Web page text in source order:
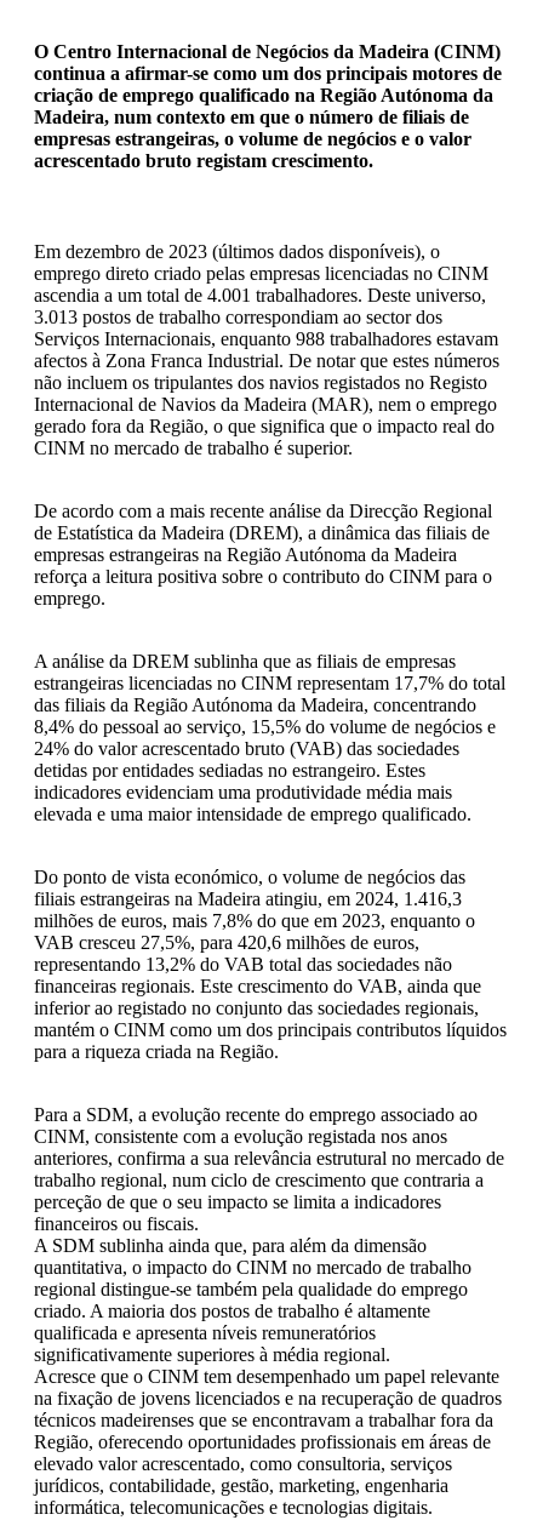
O Centro Internacional de Negócios da Madeira (CINM)
continua a afirmar-se como um dos principais motores de
criação de emprego qualificado na Região Autónoma da
Madeira, num contexto em que o número de filiais de
empresas estrangeiras, o volume de negócios e o valor
acrescentado bruto registam crescimento.
Em dezembro de 2023 (últimos dados disponíveis), o
emprego direto criado pelas empresas licenciadas no CINM
ascendia a um total de 4.001 trabalhadores. Deste universo,
3.013 postos de trabalho correspondiam ao sector dos
Serviços Internacionais, enquanto 988 trabalhadores estavam
afectos à Zona Franca Industrial. De notar que estes números
não incluem os tripulantes dos navios registados no Registo
Internacional de Navios da Madeira (MAR), nem o emprego
gerado fora da Região, o que significa que o impacto real do
CINM no mercado de trabalho é superior.
De acordo com a mais recente análise da Direcção Regional
de Estatística da Madeira (DREM), a dinâmica das filiais de
empresas estrangeiras na Região Autónoma da Madeira
reforça a leitura positiva sobre o contributo do CINM para o
emprego.
A análise da DREM sublinha que as filiais de empresas
estrangeiras licenciadas no CINM representam 17,7% do total
das filiais da Região Autónoma da Madeira, concentrando
8,4% do pessoal ao serviço, 15,5% do volume de negócios e
24% do valor acrescentado bruto (VAB) das sociedades
detidas por entidades sediadas no estrangeiro. Estes
indicadores evidenciam uma produtividade média mais
elevada e uma maior intensidade de emprego qualificado.
Do ponto de vista económico, o volume de negócios das
filiais estrangeiras na Madeira atingiu, em 2024, 1.416,3
milhões de euros, mais 7,8% do que em 2023, enquanto o
VAB cresceu 27,5%, para 420,6 milhões de euros,
representando 13,2% do VAB total das sociedades não
financeiras regionais. Este crescimento do VAB, ainda que
inferior ao registado no conjunto das sociedades regionais,
mantém o CINM como um dos principais contributos líquidos
para a riqueza criada na Região.
Para a SDM, a evolução recente do emprego associado ao
CINM, consistente com a evolução registada nos anos
anteriores, confirma a sua relevância estrutural no mercado de
trabalho regional, num ciclo de crescimento que contraria a
perceção de que o seu impacto se limita a indicadores
financeiros ou fiscais.
A SDM sublinha ainda que, para além da dimensão
quantitativa, o impacto do CINM no mercado de trabalho
regional distingue-se também pela qualidade do emprego
criado. A maioria dos postos de trabalho é altamente
qualificada e apresenta níveis remuneratórios
significativamente superiores à média regional.
Acresce que o CINM tem desempenhado um papel relevante
na fixação de jovens licenciados e na recuperação de quadros
técnicos madeirenses que se encontravam a trabalhar fora da
Região, oferecendo oportunidades profissionais em áreas de
elevado valor acrescentado, como consultoria, serviços
jurídicos, contabilidade, gestão, marketing, engenharia
informática, telecomunicações e tecnologias digitais.